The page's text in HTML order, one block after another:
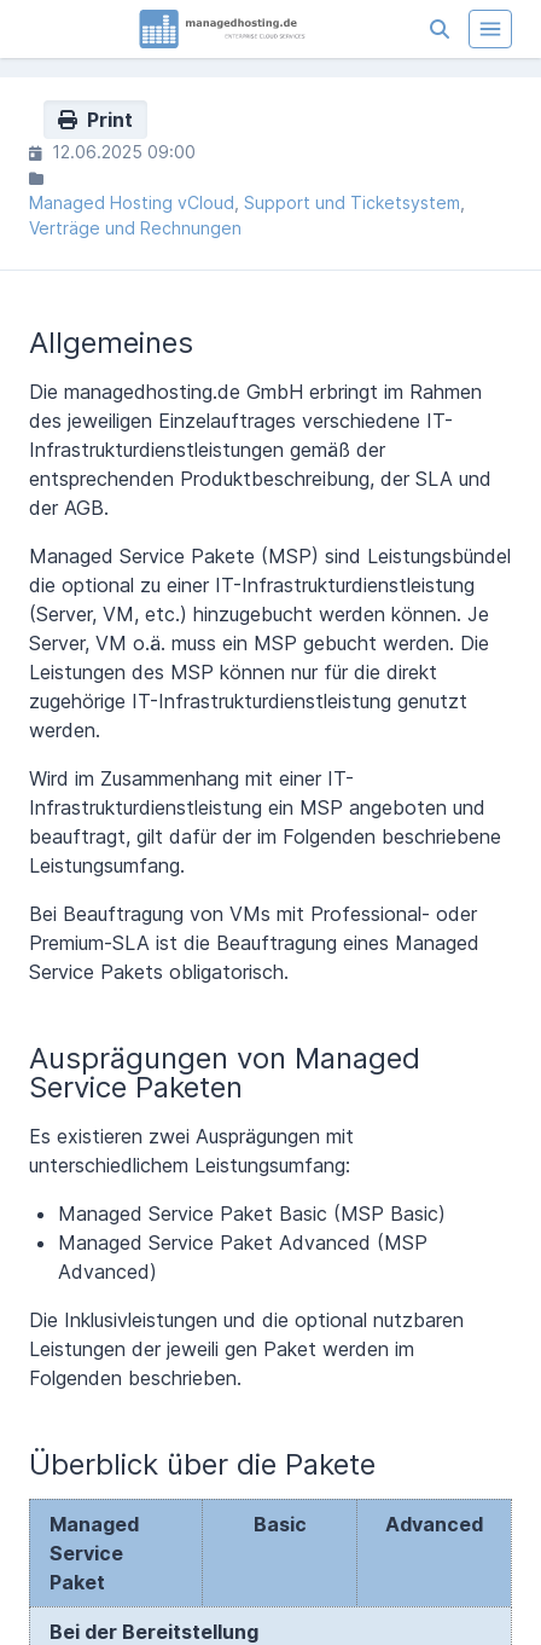
Print
12.06.2025 09:00
Managed Hosting vCloud Support und Ticketsystem
Verträge und Rechnungen
Allgemeines
Die managedhosting.de GmbH erbringt im Rahmen
des jeweiligen Einzelauftrages verschiedene IT-
Infrastrukturdienstleistungen gemäß der
entsprechenden Produktbeschreibung, der SLA und
der AGB.
Managed Service Pakete (MSP) sind Leistungsbündel
die optional zu einer IT-Infrastrukturdienstleistung
(Server, VM, etc.) hinzugebucht werden können. Je
Server, VM o.ä. muss ein MSP gebucht werden. Die
Leistungen des MSP können nur für die direkt
zugehörige IT-Infrastrukturdienstleistung genutzt
werden.
Wird im Zusammenhang mit einer IT-
Infrastrukturdienstleistung ein MSP angeboten und
beauftragt, gilt dafür der im Folgenden beschriebene
Leistungsumfang.
Bei Beauftragung von VMs mit Professional- oder
Premium-SLA ist die Beauftragung eines Managed
Service Pakets obligatorisch.
Ausprägungen von Managed
Service Paketen
Es existieren zwei Ausprägungen mit
unterschiedlichem Leistungsumfang:
Managed Service Paket Basic (MSP Basic)
Managed Service Paket Advanced (MSP
Advanced)
Die Inklusivleistungen und die optional nutzbaren
Leistungen der jeweili gen Paket werden im
Folgenden beschrieben.
Überblick über die Pakete
Managed
Service
Paket
Basic Advanced
Bei der Bereitstellung